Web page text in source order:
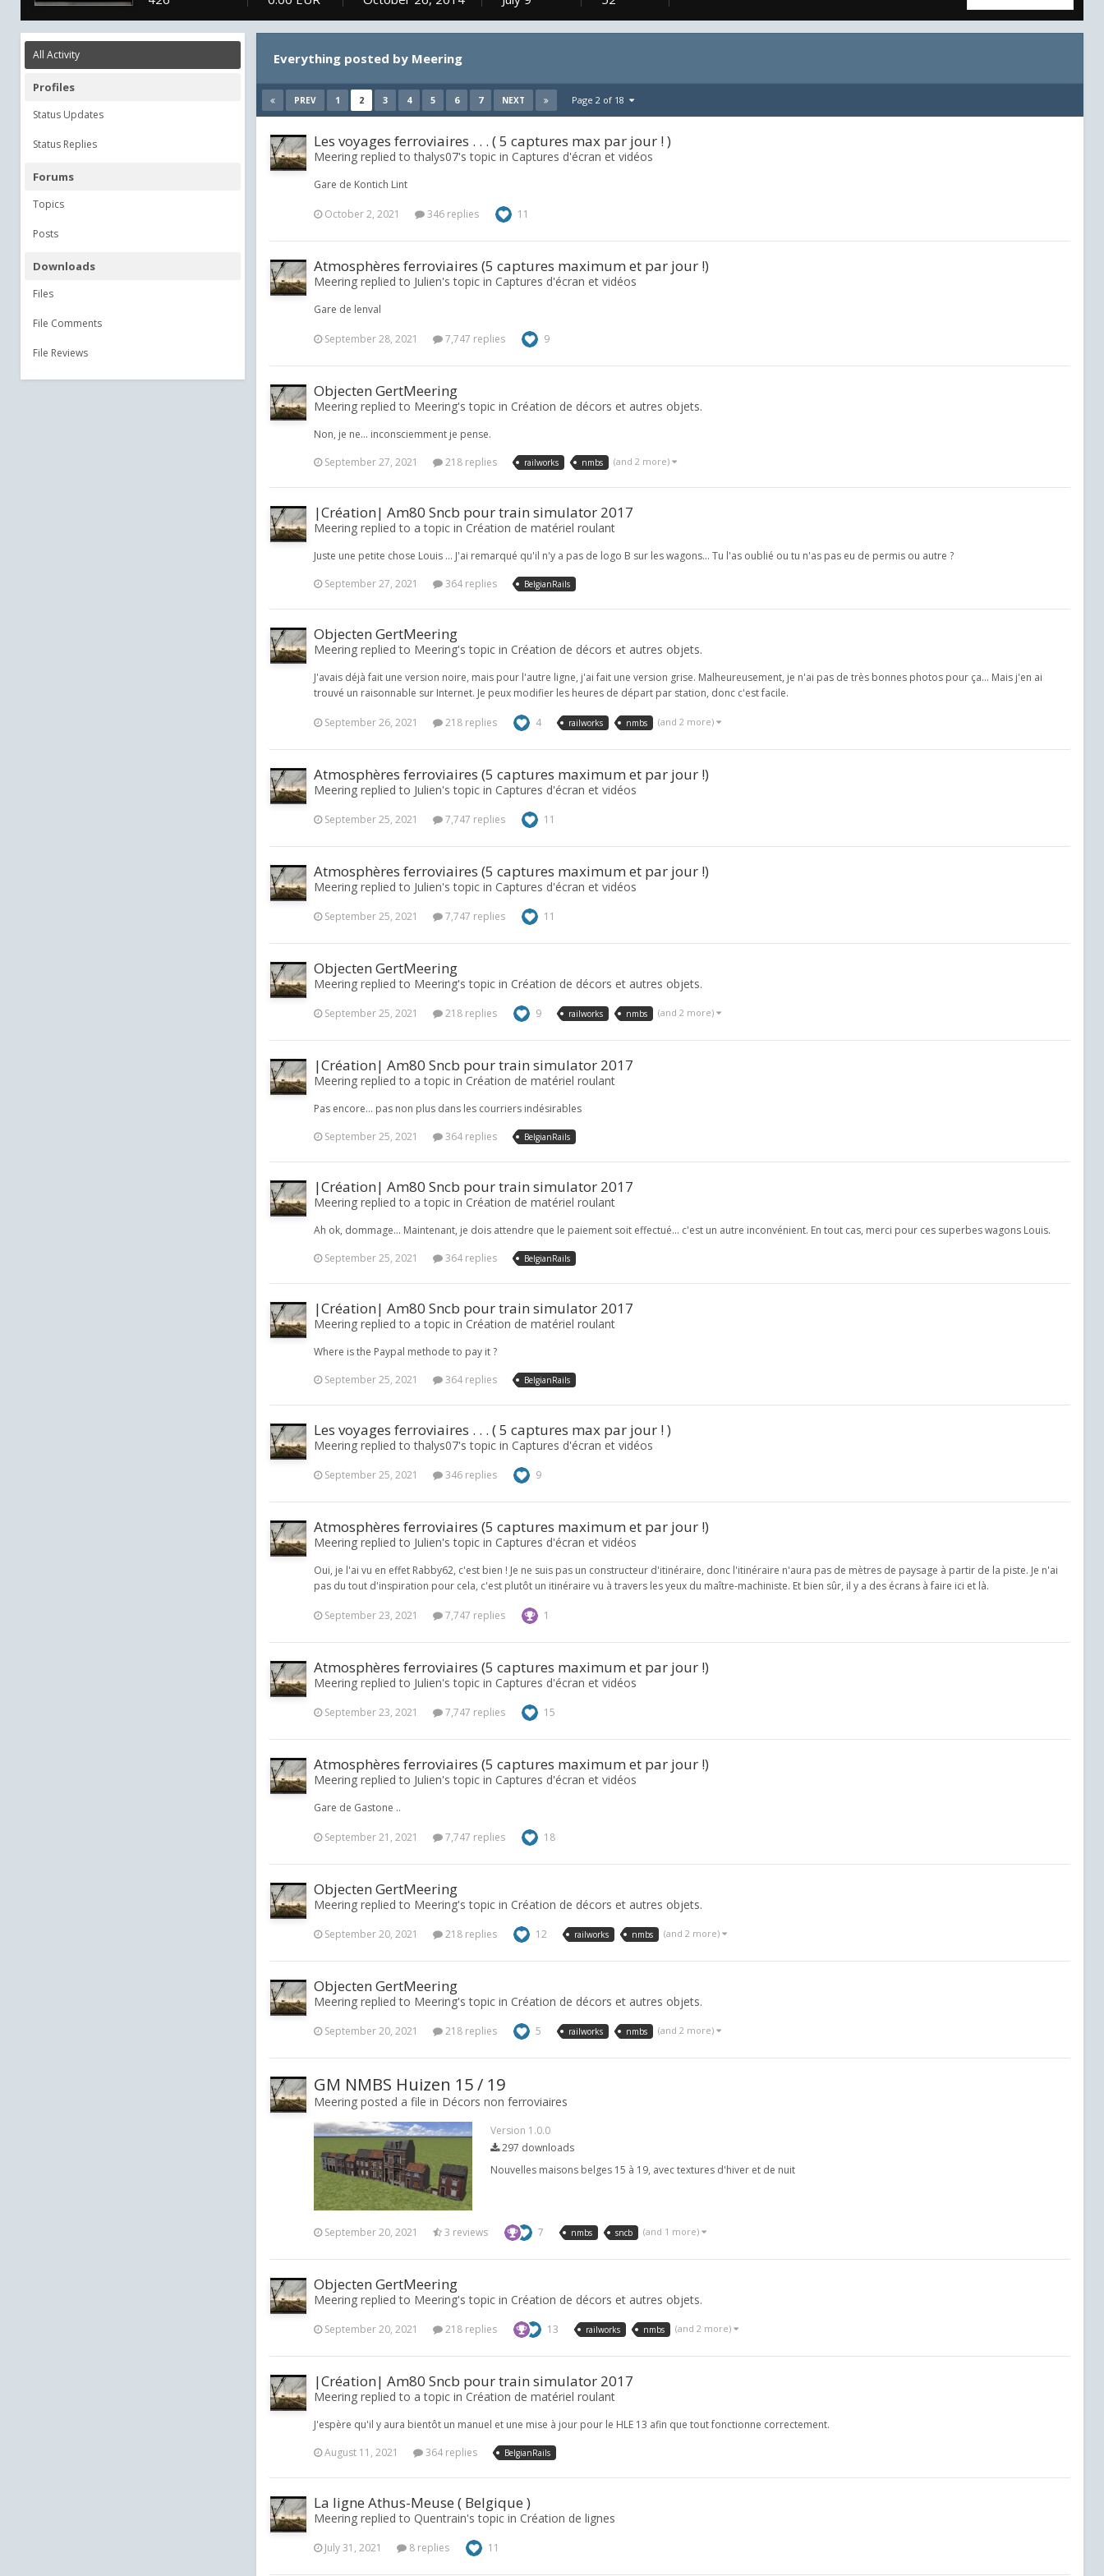
All Activity
Profiles
Status Updates
Status Replies
Forums
Topics
Posts
Downloads
Files
File Comments
File Reviews
Everything posted by Meering
PREV 1 2 3 4 5 6 7 NEXT Page 2 of 18
Les voyages ferroviaires . . . ( 5 captures max par jour ! )
Meering replied to thalys07's topic in Captures d'écran et vidéos
Gare de Kontich Lint
October 2, 2021 346 replies 11
Atmosphères ferroviaires (5 captures maximum et par jour !)
Meering replied to Julien's topic in Captures d'écran et vidéos
Gare de lenval
September 28, 2021 7,747 replies 9
Objecten GertMeering
Meering replied to Meering's topic in Création de décors et autres objets.
Non, je ne... inconsciemment je pense.
September 27, 2021
218 replies railworks nmbs (and 2 more)
|Création| Am80 Sncb pour train simulator 2017
Meering replied to a topic in Création de matériel roulant
Juste une petite chose Louis ... J'ai remarqué qu'il n'y a pas de logo B sur les wagons... Tu l'as oublié ou tu n'as pas eu de permis ou autre ?
September 27, 2021
364 replies BelgianRails
Objecten GertMeering
Meering replied to Meering's topic in Création de décors et autres objets.
J'avais déjà fait une version noire, mais pour l'autre ligne, j'ai fait une version grise. Malheureusement, je n'ai pas de très bonnes photos pour ça... Mais j'en ai
trouvé un raisonnable sur Internet. Je peux modifier les heures de départ par station, donc c'est facile.
September 26, 2021 218 replies 4 railworks nmbs (and 2 more)
Atmosphères ferroviaires (5 captures maximum et par jour !)
Meering replied to Julien's topic in Captures d'écran et vidéos
September 25, 2021 7,747 replies 11
Atmosphères ferroviaires (5 captures maximum et par jour !)
Meering replied to Julien's topic in Captures d'écran et vidéos
September 25, 2021 7,747 replies 11
Objecten GertMeering
Meering replied to Meering's topic in Création de décors et autres objets.
September 25, 2021 218 replies 9 railworks nmbs (and 2 more)
|Création| Am80 Sncb pour train simulator 2017
Meering replied to a topic in Création de matériel roulant
Pas encore... pas non plus dans les courriers indésirables
September 25, 2021
364 replies BelgianRails
|Création| Am80 Sncb pour train simulator 2017
Meering replied to a topic in Création de matériel roulant
Ah ok, dommage... Maintenant, je dois attendre que le paiement soit effectué... c'est un autre inconvénient. En tout cas, merci pour ces superbes wagons Louis.
September 25, 2021
364 replies BelgianRails
|Création| Am80 Sncb pour train simulator 2017
Meering replied to a topic in Création de matériel roulant
Where is the Paypal methode to pay it ?
September 25, 2021
364 replies BelgianRails
Les voyages ferroviaires . . . ( 5 captures max par jour ! )
Meering replied to thalys07's topic in Captures d'écran et vidéos
September 25, 2021 346 replies 9
Atmosphères ferroviaires (5 captures maximum et par jour !)
Meering replied to Julien's topic in Captures d'écran et vidéos
Oui, je l'ai vu en effet Rabby62, c'est bien ! Je ne suis pas un constructeur d'itinéraire, donc l'itinéraire n'aura pas de mètres de paysage à partir de la piste. Je n'ai
pas du tout d'inspiration pour cela, c'est plutôt un itinéraire vu à travers les yeux du maître-machiniste. Et bien sûr, il y a des écrans à faire ici et là.
September 23, 2021 7,747 replies 1
Atmosphères ferroviaires (5 captures maximum et par jour !)
Meering replied to Julien's topic in Captures d'écran et vidéos
September 23, 2021 7,747 replies 15
Atmosphères ferroviaires (5 captures maximum et par jour !)
Meering replied to Julien's topic in Captures d'écran et vidéos
Gare de Gastone ..
September 21, 2021 7,747 replies 18
Objecten GertMeering
Meering replied to Meering's topic in Création de décors et autres objets.
September 20, 2021 218 replies 12 railworks nmbs (and 2 more)
Objecten GertMeering
Meering replied to Meering's topic in Création de décors et autres objets.
September 20, 2021 218 replies 5 railworks nmbs (and 2 more)
GM NMBS Huizen 15 / 19
Meering posted a file in Décors non ferroviaires
Version 1.0.0
297 downloads
Nouvelles maisons belges 15 à 19, avec textures d'hiver et de nuit
September 20, 2021 3 reviews 7 nmbs sncb (and 1 more)
Objecten GertMeering
Meering replied to Meering's topic in Création de décors et autres objets.
September 20, 2021 218 replies 13 railworks nmbs (and 2 more)
|Création| Am80 Sncb pour train simulator 2017
Meering replied to a topic in Création de matériel roulant
J'espère qu'il y aura bientôt un manuel et une mise à jour pour le HLE 13 afin que tout fonctionne correctement.
August 11, 2021
364 replies BelgianRails
La ligne Athus-Meuse ( Belgique )
Meering replied to Quentrain's topic in Création de lignes
July 31, 2021 8 replies 11